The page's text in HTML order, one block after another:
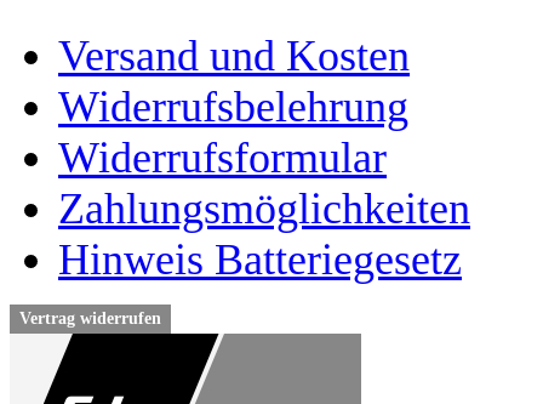
Versand und Kosten
Widerrufsbelehrung
Widerrufsformular
Zahlungsmöglichkeiten
Hinweis Batteriegesetz
Vertrag widerrufen